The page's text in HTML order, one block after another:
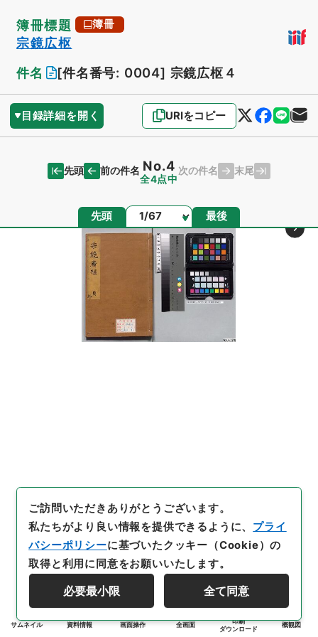
簿冊標題 簿冊
宗鏡広枢
件名
[件名番号: 0004] 宗鏡広枢４
目録詳細を開く URIをコピー
先頭 前の件名 No.4
全4点中
次の件名 末尾
先頭 ページ 最後
サムネイル 資料情報 画面操作 全画面
印刷
ダウンロード
概観図
ご訪問いただきありがとうございます。
私たちがより良い情報を提供できるように、 プライ
バシーポリシーに基づいたクッキー（Cookie）の
取得と利用に同意をお願いいたします。
必要最小限 全て同意